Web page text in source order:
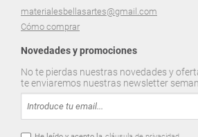
materialesbellasartes@gmail.com
Cómo comprar
Novedades y promociones
No te pierdas nuestras novedades y
te enviaremos nuestras newsletter